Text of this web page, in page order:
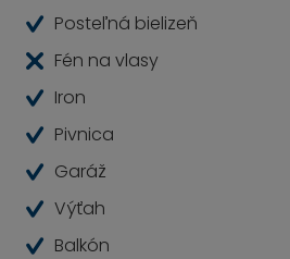
Posteľná bielizeň
Fén na vlasy
Iron
Pivnica
Garáž
Výťah
Balkón